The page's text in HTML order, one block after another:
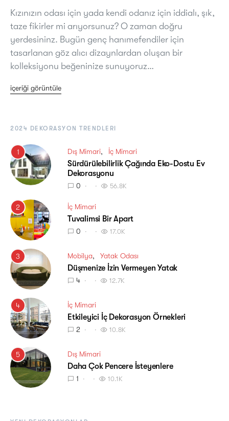
Kızınızın odası için yada kendi odanız için iddialı, şık,
taze fikirler mi arıyorsunuz? O zaman doğru
yerdesininz. Bugün genç hanımefendiler için
tasarlanan göz alıcı dizaynlardan oluşan bir
kolleksiyonu beğeninize sunuyoruz…
içeriği görüntüle
2024 DEKORASYON TRENDLERI
1 Dış Mimari İç Mimari
Sürdürülebilirlik Çağında Eko-Dostu Ev
Dekorasyonu
0 56.8K
2 İç Mimari
Tuvalimsi Bir Apart
0 17.0K
3 Mobilya Yatak Odası
Düşmenize İzin Vermeyen Yatak
4 12.7K
4 İç Mimari
Etkileyici İç Dekorasyon Örnekleri
2 10.8K
5 Dış Mimari
Daha Çok Pencere İsteyenlere
1 10.1K